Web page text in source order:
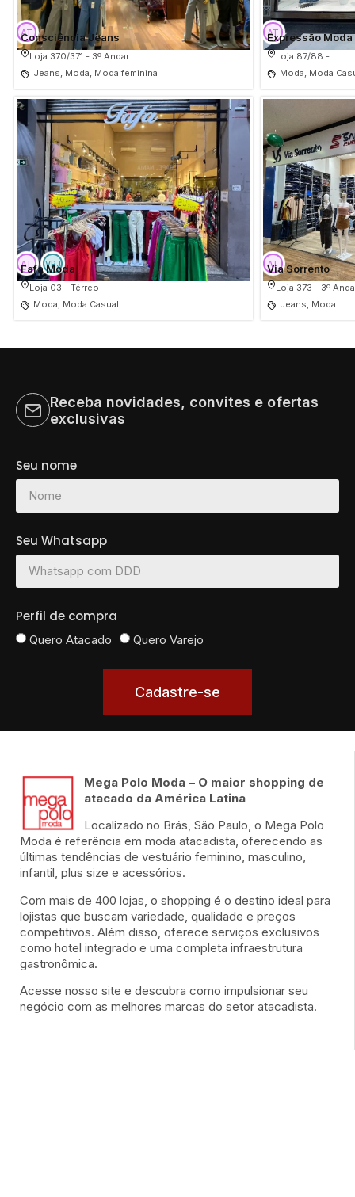
Consciência Jeans
Loja 370/371 - 3º Andar
Jeans, Moda, Moda feminina
Expressão Moda
Loja 87/88 -
Moda, Moda
Fafa Moda
Loja 03 - Térreo
Moda, Moda Casual
Via Sorrento
Loja 373 - 3º
Jeans, Moda
Receba novidades, convites e ofertas
exclusivas
Seu nome
Seu Whatsapp
Perfil de compra
Quero Atacado Quero Varejo
Cadastre-se
Mega Polo Moda – O maior shopping de
atacado da América Latina
Localizado no Brás, São Paulo, o Mega Polo
Moda é referência em moda atacadista, oferecendo as
últimas tendências de vestuário feminino, masculino,
infantil, plus size e acessórios.
Com mais de 400 lojas, o shopping é o destino ideal para
lojistas que buscam variedade, qualidade e preços
competitivos. Além disso, oferece serviços exclusivos
como hotel integrado e uma completa infraestrutura
gastronômica.
Acesse nosso site e descubra como impulsionar seu
negócio com as melhores marcas do setor atacadista.